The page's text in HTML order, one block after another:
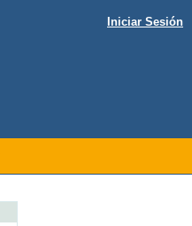
Iniciar Sesión